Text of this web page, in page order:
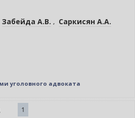
Забейда А.В. , Саркисян А.А.
уголовного адвоката
1